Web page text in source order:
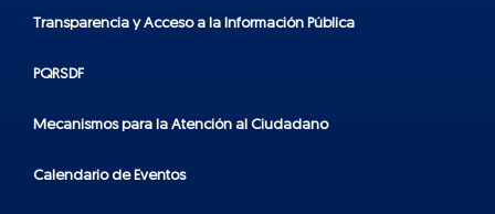
Transparencia y Acceso a la Información Pública
PQRSDF
Mecanismos para la Atención al Ciudadano
Calendario de Eventos